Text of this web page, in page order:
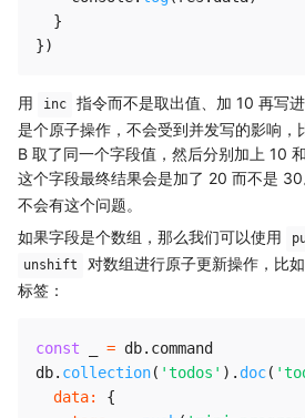
}
})
用 inc
指令而不是取出值、加 10 再写
是个原子操作，不会受到并发写的影响，
B 取了同一个字段值，然后分别加上 10
这个字段最终结果会是加了 20 而不是
不会有这个问题。
如果字段是个数组，那么我们可以使用
unshift
对数组进行原子更新操作，比
标签：
const = db. command
db. collection( 'todos' ) . doc(
data:
{